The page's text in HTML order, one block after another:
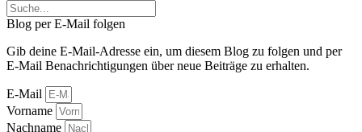
Blog per E-Mail folgen
Gib deine E-Mail-Adresse ein, um diesem Blog zu folgen und per
E-Mail Benachrichtigungen über neue Beiträge zu erhalten.
E-Mail
Vorname
Nachname